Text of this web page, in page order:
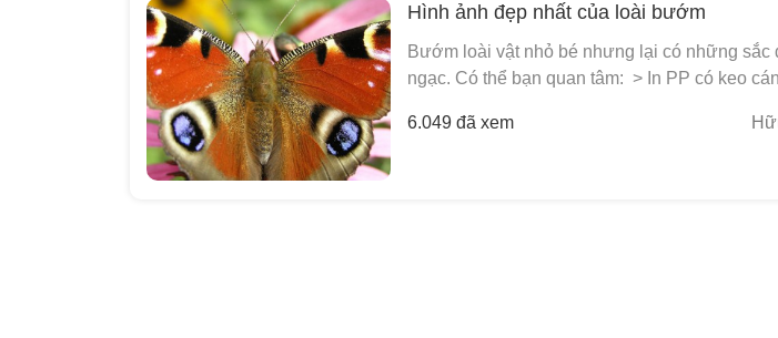
Hình ảnh đẹp nhất của loài bướm
Bướm loài vật nhỏ bé nhưng lại có những sắc
ngạc. Có thể bạn quan tâm: > In PP có keo
6.049 đã xem